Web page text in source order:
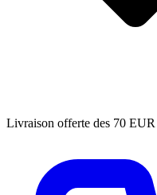
Livraison offerte des 70